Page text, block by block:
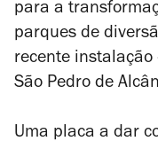
para a
parques de
recente
São Pedro de
Uma placa a dar